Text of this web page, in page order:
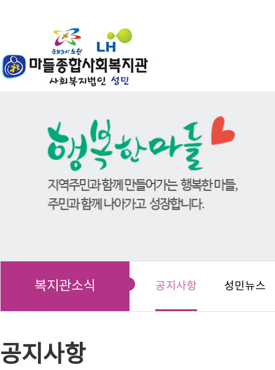
복지관소식 공지사항 성민뉴스
공지사항